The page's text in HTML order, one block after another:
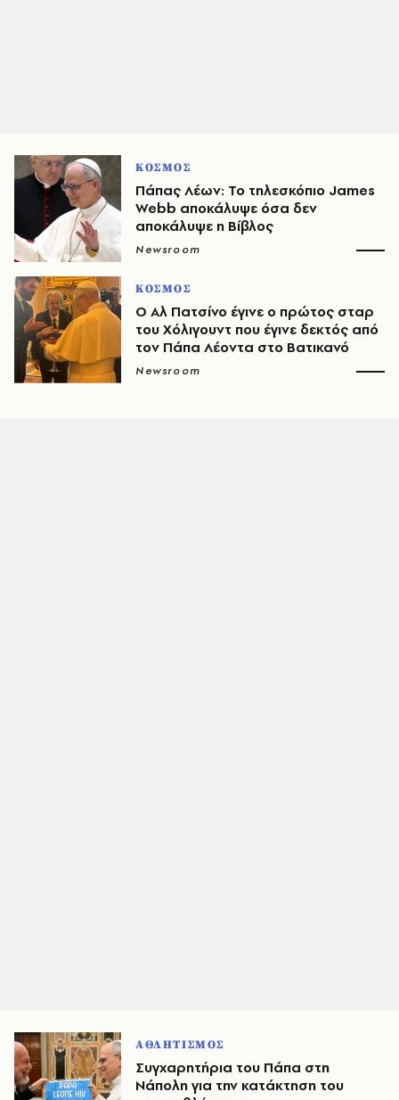
ΚΟΣΜΟΣ
Πάπας Λέων: Το τηλεσκόπιο James
Webb αποκάλυψε όσα δεν
αποκάλυψε η Βίβλος
Newsroom
ΚΟΣΜΟΣ
Ο Αλ Πατσίνο έγινε o πρώτος σταρ
του Χόλιγουντ που έγινε δεκτός από
τον Πάπα Λέοντα στο Βατικανό
Newsroom
ΑΘΛΗΤΙΣΜΟΣ
Συγχαρητήρια του Πάπα στη
Νάπολη για την κατάκτηση του